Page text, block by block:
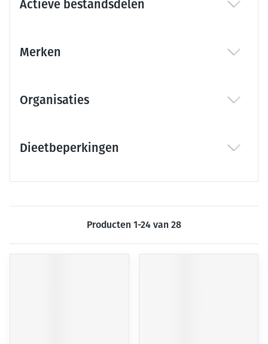
Actieve bestandsdelen
Merken
Organisaties
Dieetbeperkingen
Producten 1-24 van 28